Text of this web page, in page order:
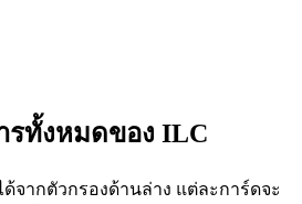
รทั้งหมดของ ILC
จากตัวกรองด้านล่าง แต่ละการ์ดจะ